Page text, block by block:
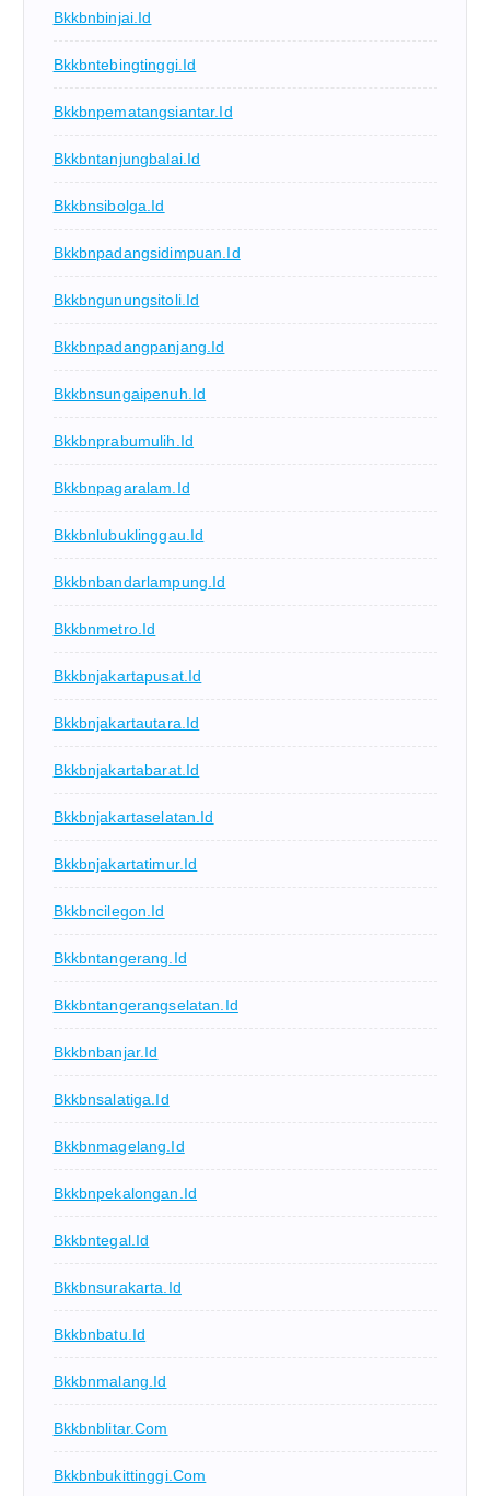
Bkkbnbinjai.id
Bkkbntebingtinggi.id
Bkkbnpematangsiantar.id
Bkkbntanjungbalai.id
Bkkbnsibolga.id
Bkkbnpadangsidimpuan.id
Bkkbngunungsitoli.id
Bkkbnpadangpanjang.id
Bkkbnsungaipenuh.id
Bkkbnprabumulih.id
Bkkbnpagaralam.id
Bkkbnlubuklinggau.id
Bkkbnbandarlampung.id
Bkkbnmetro.id
Bkkbnjakartapusat.id
Bkkbnjakartautara.id
Bkkbnjakartabarat.id
Bkkbnjakartaselatan.id
Bkkbnjakartatimur.id
Bkkbncilegon.id
Bkkbntangerang.id
Bkkbntangerangselatan.id
Bkkbnbanjar.id
Bkkbnsalatiga.id
Bkkbnmagelang.id
Bkkbnpekalongan.id
Bkkbntegal.id
Bkkbnsurakarta.id
Bkkbnbatu.id
Bkkbnmalang.id
Bkkbnblitar.com
Bkkbnbukittinggi.com